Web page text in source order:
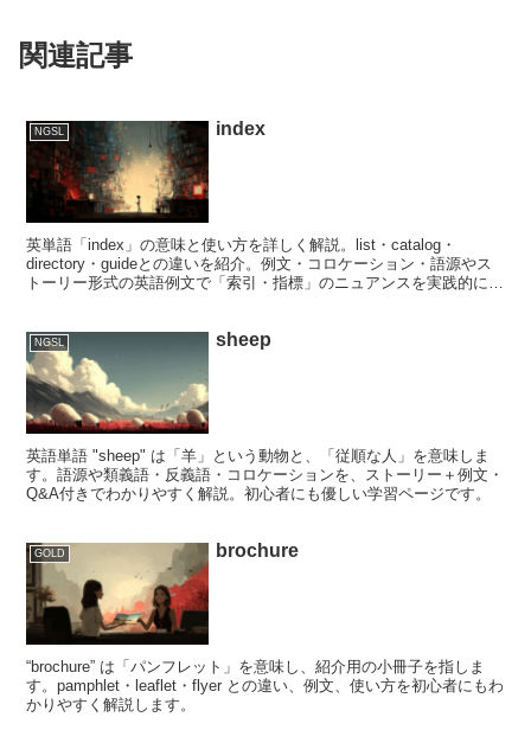
関連記事
NGSL index
英単語「index」の意味と使い方を詳しく解説。list・catalog・
directory・guideとの違いを紹介。例文・コロケーション・語源やス
トーリー形式の英語例文で「索引・指標」のニュアンスを実践的に学
NGSL sheep
英語単語 "sheep" は「羊」という動物と、「従順な人」を意味しま
す。語源や類義語・反義語・コロケーションを、ストーリー＋例文・
Q&A付きでわかりやすく解説。初心者にも優しい学習ページです。
GOLD brochure
“brochure” は「パンフレット」を意味し、紹介用の小冊子を指しま
す。pamphlet・leaflet・flyer との違い、例文、使い方を初心者にもわ
かりやすく解説します。